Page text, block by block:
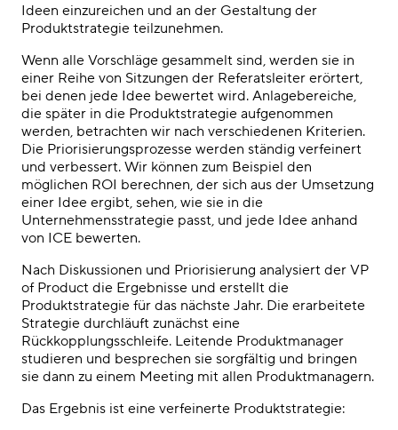
Ideen einzureichen und an der Gestaltung der
Produktstrategie teilzunehmen.
Wenn alle Vorschläge gesammelt sind, werden sie in
einer Reihe von Sitzungen der Referatsleiter erörtert,
bei denen jede Idee bewertet wird. Anlagebereiche,
die später in die Produktstrategie aufgenommen
werden, betrachten wir nach verschiedenen Kriterien.
Die Priorisierungsprozesse werden ständig verfeinert
und verbessert. Wir können zum Beispiel den
möglichen ROI berechnen, der sich aus der Umsetzung
einer Idee ergibt, sehen, wie sie in die
Unternehmensstrategie passt, und jede Idee anhand
von ICE bewerten.
Nach Diskussionen und Priorisierung analysiert der VP
of Product die Ergebnisse und erstellt die
Produktstrategie für das nächste Jahr. Die erarbeitete
Strategie durchläuft zunächst eine
Rückkopplungsschleife. Leitende Produktmanager
studieren und besprechen sie sorgfältig und bringen
sie dann zu einem Meeting mit allen Produktmanagern.
Das Ergebnis ist eine verfeinerte Produktstrategie: